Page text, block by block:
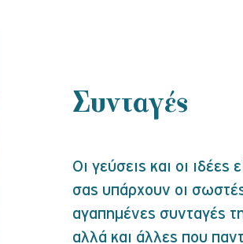
Συνταγές
Οι γεύσεις και οι ιδέες
σας υπάρχουν οι
αγαπημένες συνταγές
αλλά και άλλες που